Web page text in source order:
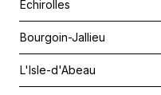
Échirolles
Bourgoin-Jallieu
L'Isle-d'Abeau